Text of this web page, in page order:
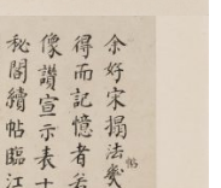
本” 系统中 “僧权” 二字
可见宋拓本中常见之帘
、潘奕隽等题跋。
（陆恭旧藏本）
甄选历代法书摹刻于北
帖原刻原拓已不存，一